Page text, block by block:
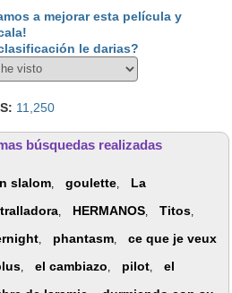
a mejorar esta película y
le darias?
11,250
búsquedas realizadas
slalom, goulette,
La
, HERMANOS, Titos,
, phantasm,
ce que je veux
, el cambiazo, pilot,
el